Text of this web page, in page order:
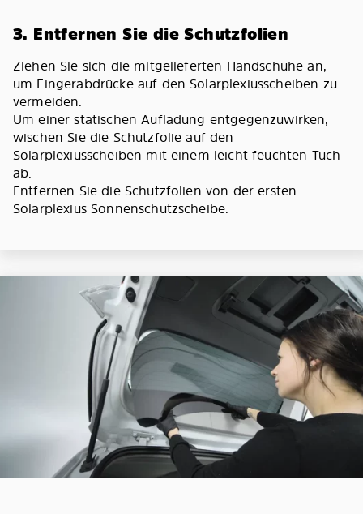
3. Entfernen Sie die Schutzfolien
Ziehen Sie sich die mitgelieferten Handschuhe an,
um Fingerabdrücke auf den Solarplexiusscheiben zu
vermeiden.
Um einer statischen Aufladung entgegenzuwirken,
wischen Sie die Schutzfolie auf den
Solarplexiusscheiben mit einem leicht feuchten Tuch
ab.
Entfernen Sie die Schutzfolien von der ersten
Solarplexius Sonnenschutzscheibe.